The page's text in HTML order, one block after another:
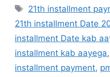
Tags
21th installment
21th installment Date
installment Date kab
installment kab aayega,
installment payment,